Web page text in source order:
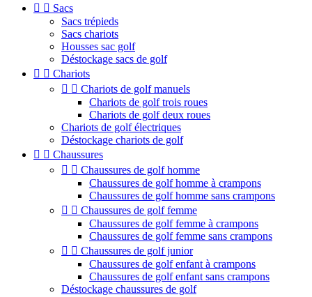
  Sacs
Sacs trépieds
Sacs chariots
Housses sac golf
Déstockage sacs de golf
  Chariots
  Chariots de golf manuels
Chariots de golf trois roues
Chariots de golf deux roues
Chariots de golf électriques
Déstockage chariots de golf
  Chaussures
  Chaussures de golf homme
Chaussures de golf homme à crampons
Chaussures de golf homme sans crampons
  Chaussures de golf femme
Chaussures de golf femme à crampons
Chaussures de golf femme sans crampons
  Chaussures de golf junior
Chaussures de golf enfant à crampons
Chaussures de golf enfant sans crampons
Déstockage chaussures de golf